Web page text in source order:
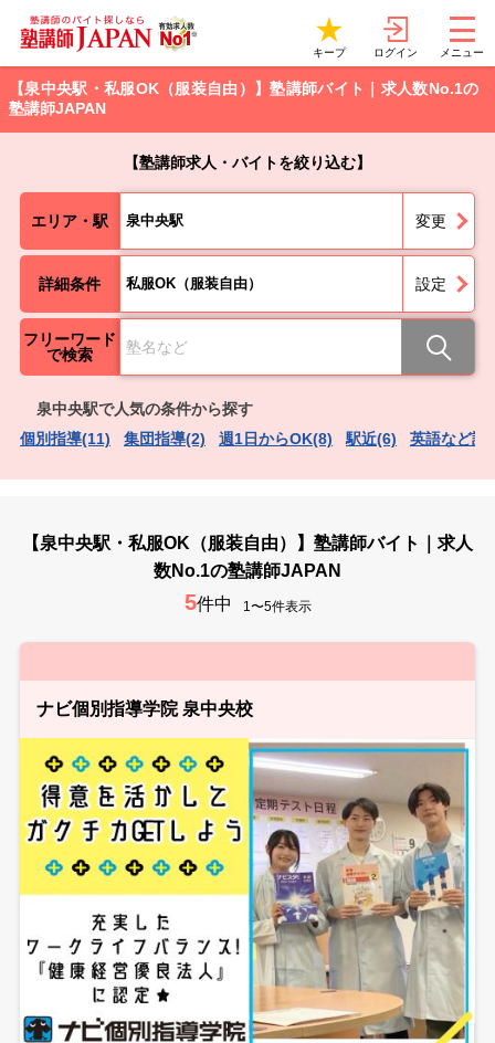
キープ ログイン メニュー
【泉中央駅・私服OK（服装自由）】塾講師バイト｜求人数No.1の
塾講師JAPAN
【塾講師求人・バイトを絞り込む】
エリア・駅 泉中央駅 変更
詳細条件 私服OK（服装自由） 設定
フリーワード
で検索
泉中央駅で人気の条件から探す
個別指導(11)
集団指導(2) 週1日からOK(8) 駅近(6) 英語など語
【泉中央駅・私服OK（服装自由）】塾講師バイト｜求人
数No.1の塾講師JAPAN
5件中 1〜5件表示
ナビ個別指導学院 泉中央校